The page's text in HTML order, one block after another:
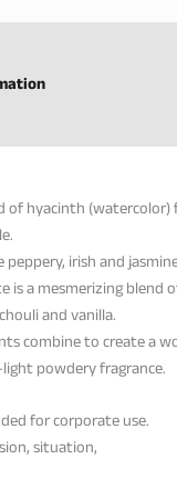
of hyacinth
irish and
is a mesmerizing blend
and vanilla.
combine to create a
powdery fragrance.
for corporate use.
situation,